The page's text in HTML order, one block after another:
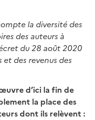
la diversité des
des auteurs à
du 28 août 2020
des revenus des
d’ici la fin de
la place des
dont ils relèvent :